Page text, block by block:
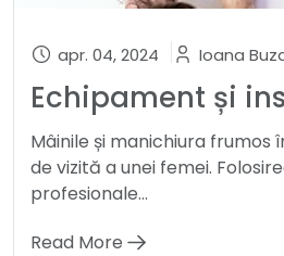
apr. 04, 2024 Ioana
Mâinile și manichiura frumos
de vizită a unei femei.
profesionale...
Read More